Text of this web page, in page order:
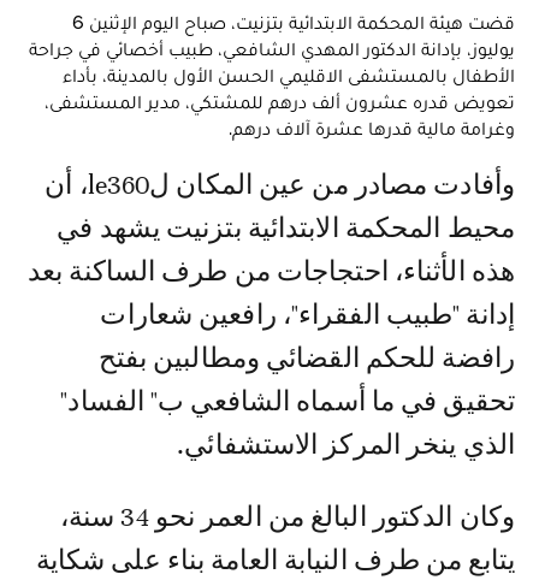
قضت هيئة المحكمة الابتدائية بتزنيت، صباح اليوم الإثنين 6
يوليوز، بإدانة الدكتور المهدي الشافعي، طبيب أخصائي في جراحة
الأطفال بالمستشفى الاقليمي الحسن الأول بالمدينة، بأداء
تعويض قدره عشرون ألف درهم للمشتكي، مدير المستشفى،
وغرامة مالية قدرها عشرة آلاف درهم.
وأفادت مصادر من عين المكان لle360، أن
محيط المحكمة الابتدائية بتزنيت يشهد في
هذه الأثناء، احتجاجات من طرف الساكنة بعد
إدانة "طبيب الفقراء"، رافعين شعارات
رافضة للحكم القضائي ومطالبين بفتح
تحقيق في ما أسماه الشافعي ب" الفساد"
الذي ينخر المركز الاستشفائي.
وكان الدكتور البالغ من العمر نحو 34 سنة،
يتابع من طرف النيابة العامة بناء على شكاية